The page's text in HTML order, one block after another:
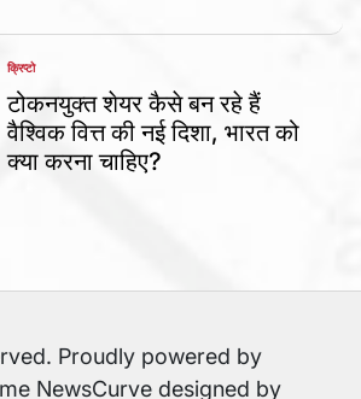
POSTED
IN
क्रिप्टो
टोकनयुक्त शेयर कैसे बन रहे हैं
वैश्विक वित्त की नई दिशा, भारत को
क्या करना चाहिए?
Proudly powered by
NewsCurve designed by